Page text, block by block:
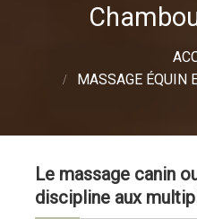
MASSAGE ÉQUIN
Le massage canin
discipline aux